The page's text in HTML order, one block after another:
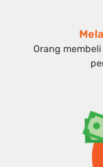
Orang